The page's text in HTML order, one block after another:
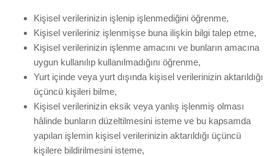
Kişisel verilerinizin işlenip işlenmediğini öğrenme,
Kişisel verileriniz işlenmişse buna ilişkin bilgi talep etme,
Kişisel verilerinizin işlenme amacını ve bunların amacına
uygun kullanılıp kullanılmadığını öğrenme,
Yurt içinde veya yurt dışında kişisel verilerinizin aktarıldığı
üçüncü kişileri bilme,
Kişisel verilerinizin eksik veya yanlış işlenmiş olması
hâlinde bunların düzeltilmesini isteme ve bu kapsamda
yapılan işlemin kişisel verilerinizin aktarıldığı üçüncü
kişilere bildirilmesini isteme,